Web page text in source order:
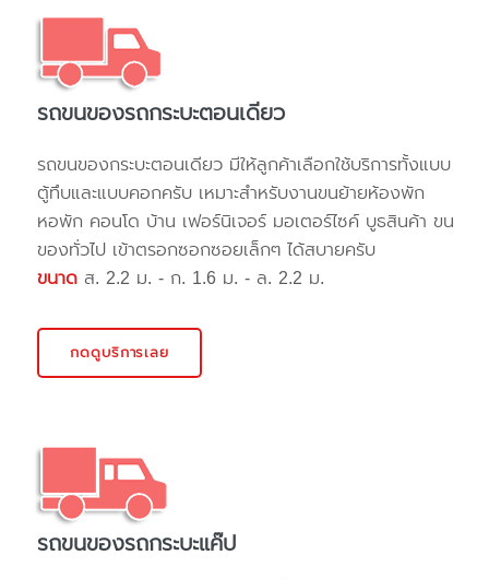
รถขนของรถกระบะตอนเดียว
รถขนของกระบะตอนเดียว มีให้ลูกค้าเลือกใช้บริการทั้งแบบ
ตู้ทึบและแบบคอกครับ เหมาะสำหรับงานขนย้ายห้องพัก
หอพัก คอนโด บ้าน เฟอร์นิเจอร์ มอเตอร์ไซค์ บูธสินค้า ขน
ของทั่วไป เข้าตรอกซอกซอยเล็กๆ ได้สบายครับ
ขนาด ส. 2.2 ม. - ก. 1.6 ม. - ล. 2.2 ม.
กดดูบริการเลย
รถขนของรถกระบะแค๊ป